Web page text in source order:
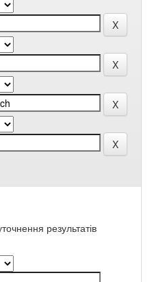
результатів